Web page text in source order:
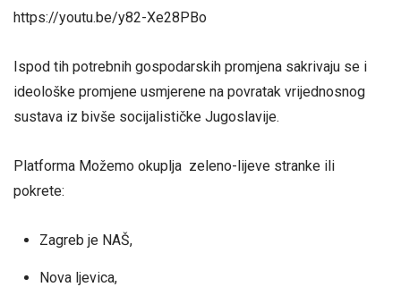
https://youtu.be/y82-Xe28PBo
Ispod tih potrebnih gospodarskih promjena sakrivaju se i
ideološke promjene usmjerene na povratak vrijednosnog
sustava iz bivše socijalističke Jugoslavije.
Platforma Možemo okuplja zeleno-lijeve stranke ili
pokrete:
Zagreb je NAŠ,
Nova ljevica,